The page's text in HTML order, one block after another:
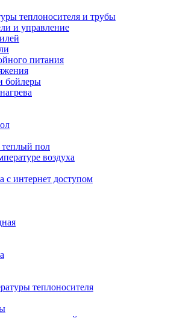
теплоносителя и трубы
и управление
питания
бойлеры
пол
воздуха
с интернет доступом
теплоносителя